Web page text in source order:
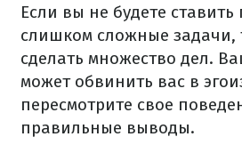
Если вы не будете ставить
слишком сложные задачи,
сделать множество дел.
может обвинить вас в
пересмотрите свое
правильные выводы.